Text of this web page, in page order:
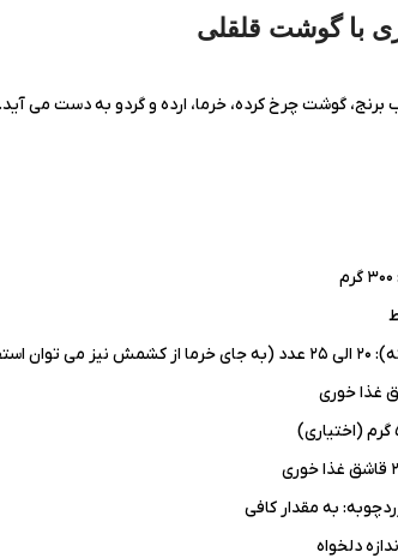
با گوشت قلقلی
برنج، گوشت چرخ کرده، خرما، ارده و گردو به دست می
کرد)
به مقدار کافی
دلخواه